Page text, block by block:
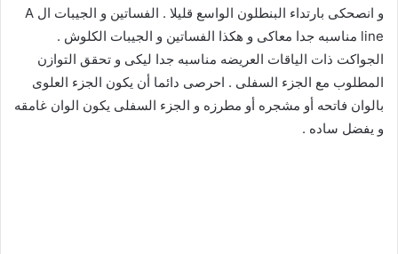
و انصحكى بارتداء البنطلون الواسع قليلا . الفساتين و الجيبات ال A
line مناسبه جدا معاكى و هكذا الفساتين و الجيبات الكلوش .
الجواكت ذات الياقات العريضه مناسبه جدا ليكى و تحقق التوازن
المطلوب مع الجزء السفلى . احرصى دائما أن يكون الجزء العلوى
بالوان فاتحه أو مشجره أو مطرزه و الجزء السفلى يكون الوان غامقه
و يفضل ساده .